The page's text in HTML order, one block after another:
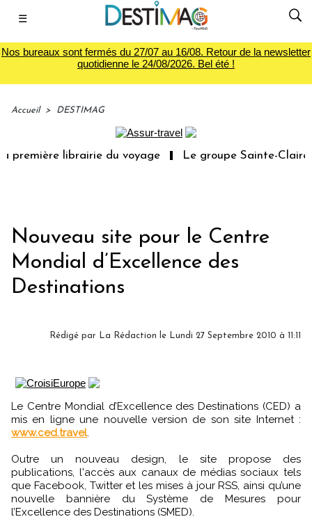
☰
Nos bureaux sont fermés du 27/07 au 16/08. Retour de la newsletter
quotidienne le 24/08/2026. Bel été !
Accueil > DESTIMAG
librairie du voyage Le groupe Sainte-Claire
Nouveau site pour le Centre
Mondial d’Excellence des
Destinations
Rédigé par La Rédaction le Lundi 27 Septembre 2010 à 11:11
Le Centre Mondial d’Excellence des Destinations (CED) a
mis en ligne une nouvelle version de son site Internet :
www.ced.travel.
Outre un nouveau design, le site propose des
publications, l'accès aux canaux de médias sociaux tels
que Facebook, Twitter et les mises à jour RSS, ainsi qu’une
nouvelle bannière du Système de Mesures pour
l’Excellence des Destinations (SMED).